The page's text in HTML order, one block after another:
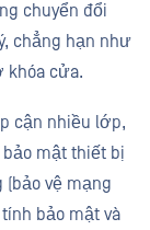
chuyển đổi
chẳng hạn như
khóa cửa.
cận nhiều lớp,
mật thiết bị
(bảo vệ mạng
bảo mật và